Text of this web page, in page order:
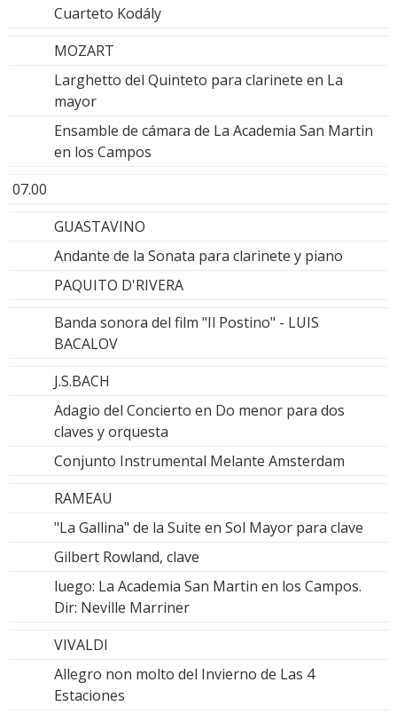
Cuarteto Kodály
MOZART
Larghetto del Quinteto para clarinete en La
mayor
Ensamble de cámara de La Academia San Martin
en los Campos
07.00
GUASTAVINO
Andante de la Sonata para clarinete y piano
PAQUITO D'RIVERA
Banda sonora del film "Il Postino" - LUIS
BACALOV
J.S.BACH
Adagio del Concierto en Do menor para dos
claves y orquesta
Conjunto Instrumental Melante Amsterdam
RAMEAU
"La Gallina" de la Suite en Sol Mayor para clave
Gilbert Rowland, clave
luego: La Academia San Martin en los Campos.
Dir: Neville Marriner
VIVALDI
Allegro non molto del Invierno de Las 4
Estaciones